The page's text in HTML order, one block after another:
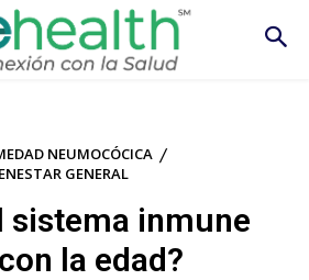
NEUMOCÓCICA
GENERAL
sistema inmune
la edad?